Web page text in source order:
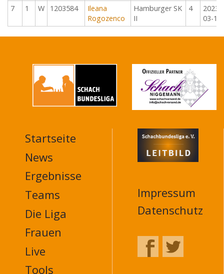
7
1 W 1203584
Ileana
Rogozenco
Hamburger SK
II
4
2023-
03-12
MAIN
NAVIGATION
FOOTER
Startseite
News
Ergebnisse
Teams
Die Liga
Frauen
Live
Tools
Impressum
Datenschutz